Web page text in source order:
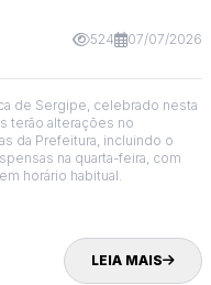
DESENVOLVIMENTO
524 07/07/2026
de Sergipe, celebrado nesta
terão alterações no
da Prefeitura, incluindo o
na quarta-feira, com
horário habitual.
LEIA MAIS